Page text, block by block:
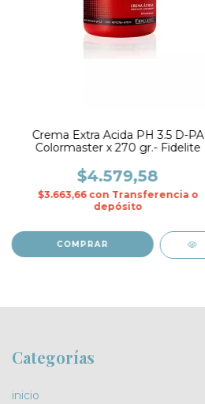
Crema Extra Acida PH 3.5 D-PA
Colormaster x 270 gr.- Fidelite
$4.579,58
$3.663,66 con Transferencia o
depósito
Categorías
inicio